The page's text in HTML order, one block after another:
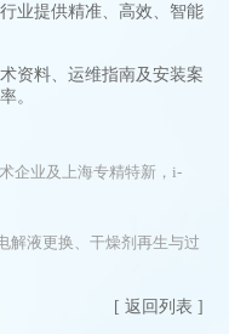
业提供精准、高效、智能
料、运维指南及安装案
。
企业及上海专精特新，i-
解液更换、干燥剂再生与过
[ 返回列表 ]